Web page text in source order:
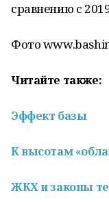
сравнению с
Фото
Читайте также:
Эффект базы
К высотам
ЖКХ и законы